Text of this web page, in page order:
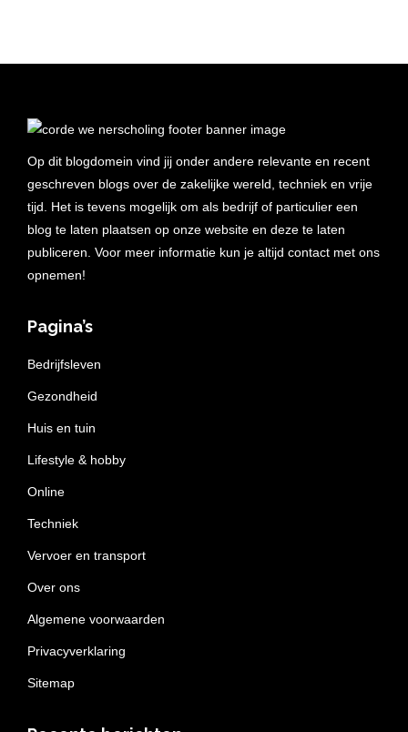
Op dit blogdomein vind jij onder andere relevante en recent
geschreven blogs over de zakelijke wereld, techniek en vrije
tijd. Het is tevens mogelijk om als bedrijf of particulier een
blog te laten plaatsen op onze website en deze te laten
publiceren. Voor meer informatie kun je altijd contact met ons
opnemen!
Pagina’s
Bedrijfsleven
Gezondheid
Huis en tuin
Lifestyle & hobby
Online
Techniek
Vervoer en transport
Over ons
Algemene voorwaarden
Privacyverklaring
Sitemap